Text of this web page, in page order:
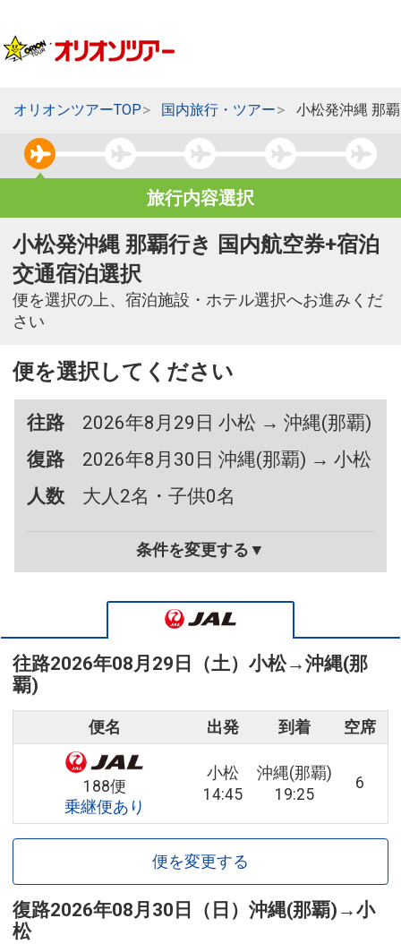
オリオンツアーTOP 国内旅行・ツアー 小松発沖縄 那
旅行内容選択
小松発沖縄 那覇行き 国内航空券+宿泊
交通宿泊選択
便を選択の上、宿泊施設・ホテル選択へお進みくだ
さい
便を選択してください
往路
2026年8月29日 小松 → 沖縄(那覇)
復路
2026年8月30日 沖縄(那覇) → 小松
人数
大人2名・子供0名
条件を変更する▼
往路2026年08月29日（土） 小松→沖縄(那
覇)
便名 出発 到着 空席
188便
乗継便あり
小松
14:45
沖縄(那覇)
19:25
6
便を変更する
復路2026年08月30日（日） 沖縄(那覇) →小
松